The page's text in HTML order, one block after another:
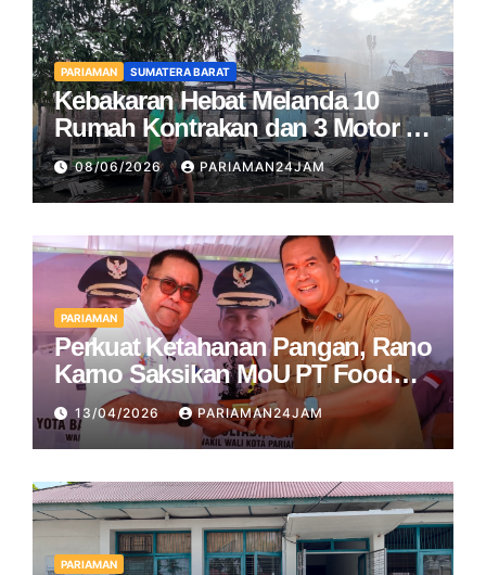
PARIAMAN SUMATERA BARAT
Kebakaran Hebat Melanda 10
Rumah Kontrakan dan 3 Motor di
Pariaman
08/06/2026 PARIAMAN24JAM
PARIAMAN
Perkuat Ketahanan Pangan, Rano
Karno Saksikan MoU PT Food
Station dan Pemko Pariaman
13/04/2026 PARIAMAN24JAM
PARIAMAN